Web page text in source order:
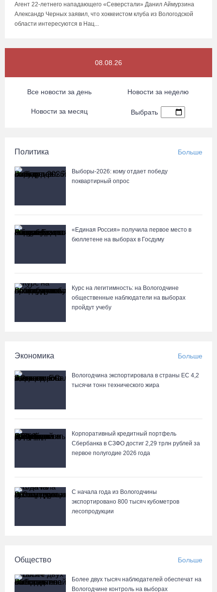
Агент 22-летнего нападающего «Северстали» Данил Аймурзина
Александр Черных заявил, что хоккеистом клуба из Вологодской
области интересуются в Нац...
08.08.26
Все новости за день Новости за неделю
Новости за месяц Выбрать
Политика Больше
Выборы-2026: кому отдает победу
поквартирный опрос
«Единая Россия» получила первое место в
бюллетене на выборах в Госдуму
Курс на легитимность: на Вологодчине
общественные наблюдатели на выборах
пройдут учебу
Экономика Больше
Вологодчина экспортировала в страны ЕС 4,2
тысячи тонн технического жира
Корпоративный кредитный портфель
Сбербанка в СЗФО достиг 2,29 трлн рублей за
первое полугодие 2026 года
С начала года из Вологодчины
экспортировано 800 тысяч кубометров
лесопродукции
Общество Больше
Более двух тысяч наблюдателей обеспечат на
Вологодчине контроль на выборах